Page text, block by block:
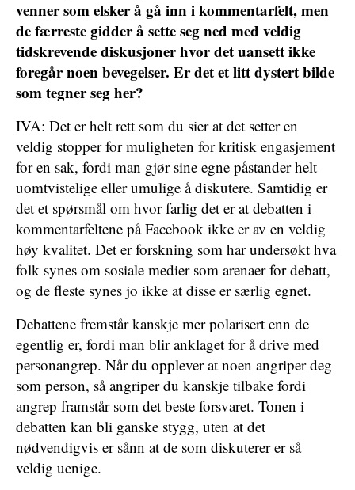
venner som elsker å gå inn i kommentarfelt, men
de færreste gidder å sette seg ned med veldig
tidskrevende diskusjoner hvor det uansett ikke
foregår noen bevegelser. Er det et litt dystert bilde
som tegner seg her?
IVA: Det er helt rett som du sier at det setter en
veldig stopper for muligheten for kritisk engasjement
for en sak, fordi man gjør sine egne påstander helt
uomtvistelige eller umulige å diskutere. Samtidig er
det et spørsmål om hvor farlig det er at debatten i
kommentarfeltene på Facebook ikke er av en veldig
høy kvalitet. Det er forskning som har undersøkt hva
folk synes om sosiale medier som arenaer for debatt,
og de fleste synes jo ikke at disse er særlig egnet.
Debattene fremstår kanskje mer polarisert enn de
egentlig er, fordi man blir anklaget for å drive med
personangrep. Når du opplever at noen angriper deg
som person, så angriper du kanskje tilbake fordi
angrep framstår som det beste forsvaret. Tonen i
debatten kan bli ganske stygg, uten at det
nødvendigvis er sånn at de som diskuterer er så
veldig uenige.